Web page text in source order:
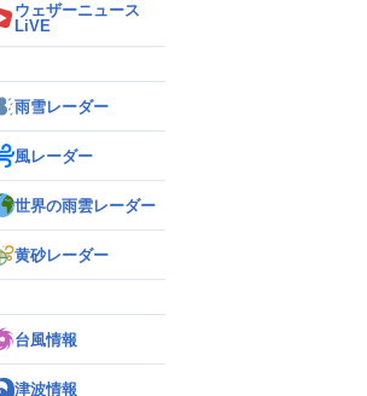
ウェザーニュース
LiVE
雨雪レーダー
風レーダー
世界の雨雲レーダー
黄砂レーダー
台風情報
津波情報